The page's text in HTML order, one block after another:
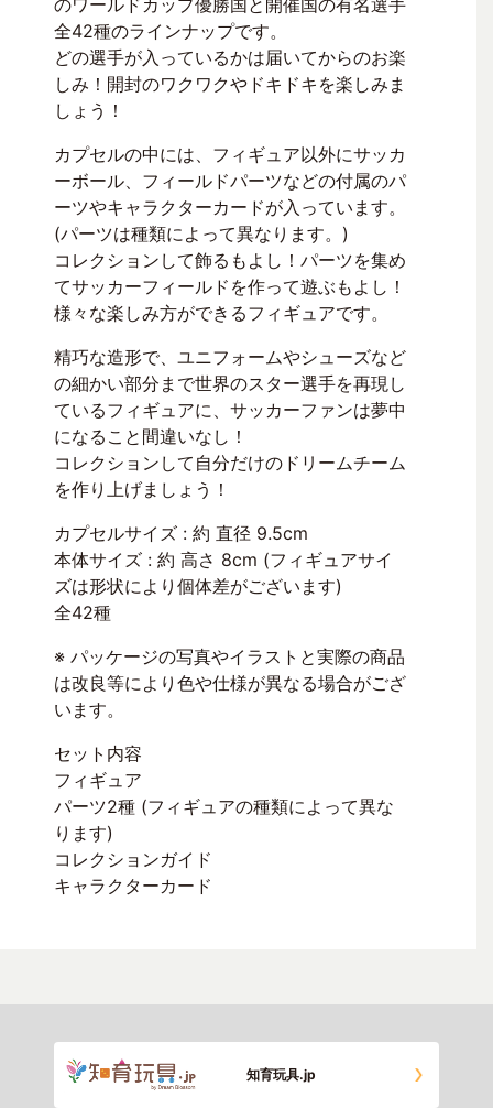
のワールドカップ優勝国と開催国の有名選手
全42種のラインナップです。
どの選手が入っているかは届いてからのお楽
しみ！開封のワクワクやドキドキを楽しみま
しょう！
カプセルの中には、フィギュア以外にサッカ
ーボール、フィールドパーツなどの付属のパ
ーツやキャラクターカードが入っています。
(パーツは種類によって異なります。)
コレクションして飾るもよし！パーツを集め
てサッカーフィールドを作って遊ぶもよし！
様々な楽しみ方ができるフィギュアです。
精巧な造形で、ユニフォームやシューズなど
の細かい部分まで世界のスター選手を再現し
ているフィギュアに、サッカーファンは夢中
になること間違いなし！
コレクションして自分だけのドリームチーム
を作り上げましょう！
カプセルサイズ : 約 直径 9.5cm
本体サイズ : 約 高さ 8cm (フィギュアサイ
ズは形状により個体差がございます)
全42種
※ パッケージの写真やイラストと実際の商品
は改良等により色や仕様が異なる場合がござ
います。
セット内容
フィギュア
パーツ2種 (フィギュアの種類によって異な
ります)
コレクションガイド
キャラクターカード
知育玩具.jp